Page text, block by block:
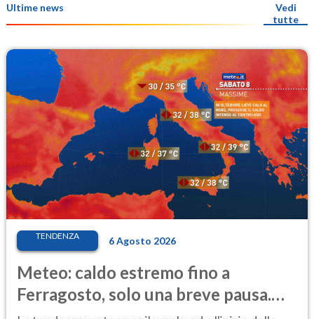
Ultime news
Vedi
tutte
TENDENZA 6 Agosto 2026
Meteo: caldo estremo fino a
Ferragosto, solo una breve pausa.